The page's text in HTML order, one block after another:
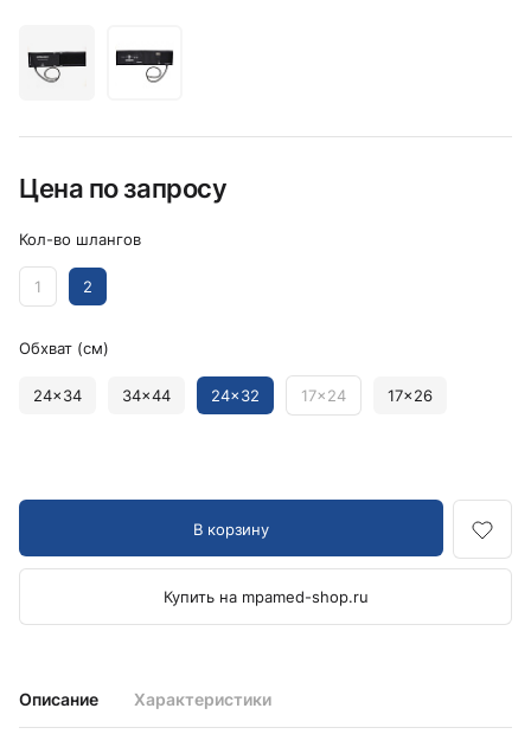
Описание Характеристики
Цена по запросу
Кол-во шлангов
1 2
Обхват (см)
24x34 34x44 24x32 17x24 17x26
В корзину
Купить на mpamed-shop.ru